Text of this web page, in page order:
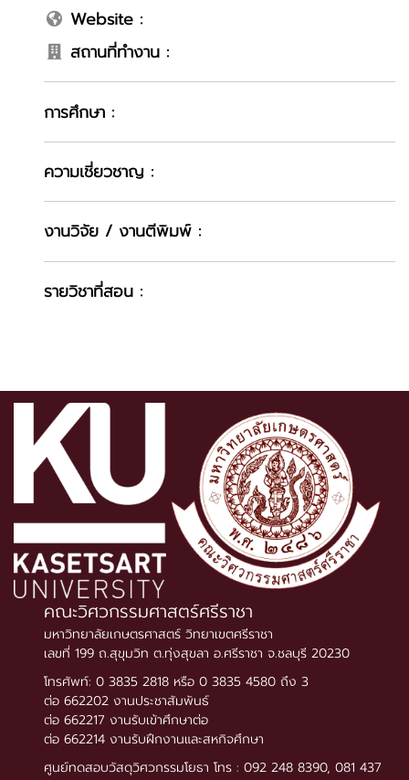
Website :
สถานที่ทำงาน :
การศึกษา :
ความเชี่ยวชาญ :
งานวิจัย / งานตีพิมพ์ :
รายวิชาที่สอน :
คณะวิศวกรรมศาสตร์ศรีราชา
มหาวิทยาลัยเกษตรศาสตร์ วิทยาเขตศรีราชา
เลขที่ 199 ถ.สุขุมวิท ต.ทุ่งสุขลา อ.ศรีราชา จ.ชลบุรี 20230
โทรศัพท์: 0 3835 2818 หรือ 0 3835 4580 ถึง 3
ต่อ 662202 งานประชาสัมพันธ์
ต่อ 662217 งานรับเข้าศึกษาต่อ
ต่อ 662214 งานรับฝึกงานและสหกิจศึกษา
ศูนย์ทดสอบวัสดุวิศวกรรมโยธา โทร : 092 248 8390, 081 437